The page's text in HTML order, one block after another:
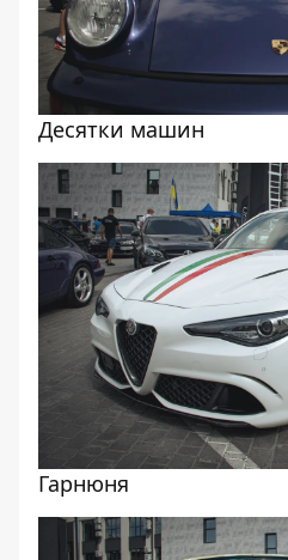
Десятки машин
Гарнюня